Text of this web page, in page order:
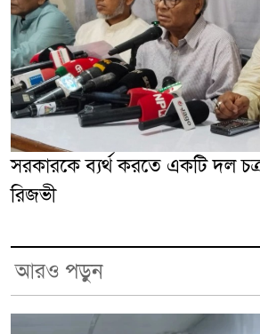
সরকারকে ব্যর্থ করতে একটি দল
রিজভী
আরও পড়ুন